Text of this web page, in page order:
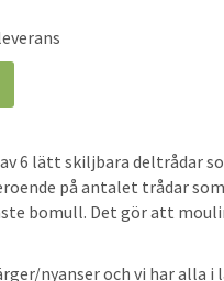
6 lätt skiljbara deltrådar
på antalet trådar som
bomull. Det gör att
nyanser och vi har alla i